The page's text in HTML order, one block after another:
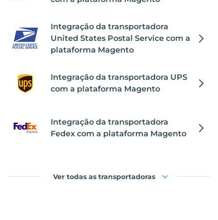
Integração da transportadora
United States Postal Service com a
plataforma Magento
Integração da transportadora UPS
com a plataforma Magento
Integração da transportadora
Fedex com a plataforma Magento
Ver todas as transportadoras